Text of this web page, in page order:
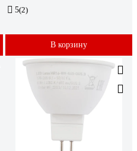
5(2)
В корзину